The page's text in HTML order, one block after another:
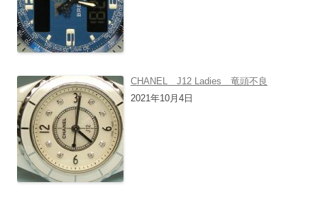
CHANEL J12 Ladies 竜頭不良
2021年10月4日